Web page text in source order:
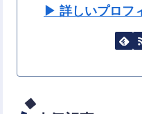
▶︎ 詳しいプロフ